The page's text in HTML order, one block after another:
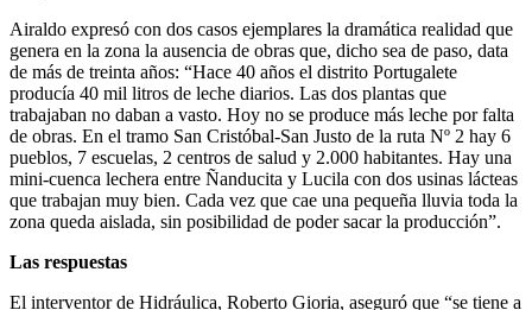
Airaldo expresó con dos casos ejemplares la dramática realidad que
genera en la zona la ausencia de obras que, dicho sea de paso, data
de más de treinta años: “Hace 40 años el distrito Portugalete
producía 40 mil litros de leche diarios. Las dos plantas que
trabajaban no daban a vasto. Hoy no se produce más leche por falta
de obras. En el tramo San Cristóbal-San Justo de la ruta Nº 2 hay 6
pueblos, 7 escuelas, 2 centros de salud y 2.000 habitantes. Hay una
mini-cuenca lechera entre Ñanducita y Lucila con dos usinas lácteas
que trabajan muy bien. Cada vez que cae una pequeña lluvia toda la
zona queda aislada, sin posibilidad de poder sacar la producción”.
Las respuestas
El interventor de Hidráulica, Roberto Gioria, aseguró que “se tiene a